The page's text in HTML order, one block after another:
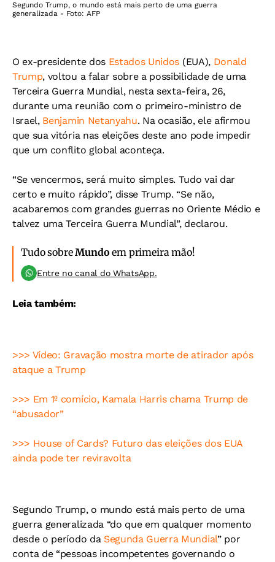
Segundo Trump, o mundo está mais perto de uma guerra
generalizada - Foto: AFP
O ex-presidente dos Estados Unidos (EUA), Donald
Trump, voltou a falar sobre a possibilidade de uma
Terceira Guerra Mundial, nesta sexta-feira, 26,
durante uma reunião com o primeiro-ministro de
Israel, Benjamin Netanyahu. Na ocasião, ele afirmou
que sua vitória nas eleições deste ano pode impedir
que um conflito global aconteça.
“Se vencermos, será muito simples. Tudo vai dar
certo e muito rápido”, disse Trump. “Se não,
acabaremos com grandes guerras no Oriente Médio e
talvez uma Terceira Guerra Mundial”, declarou.
Tudo sobreMundo em primeira mão!
Entre no canal do WhatsApp.
Leia também:
>>> Vídeo: Gravação mostra morte de atirador após
ataque a Trump
>>> Em 1º comício, Kamala Harris chama Trump de
“abusador”
>>> House of Cards? Futuro das eleições dos EUA
ainda pode ter reviravolta
Segundo Trump, o mundo está mais perto de uma
guerra generalizada “do que em qualquer momento
desde o período da Segunda Guerra Mundial” por
conta de “pessoas incompetentes governando o